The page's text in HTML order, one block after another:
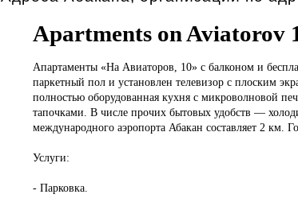
Apartments on Aviatorov
Апартаменты «На Авиаторов, 10» с балконом и
паркетный пол и установлен телевизор с плоским
полностью оборудованная кухня с микроволновой
тапочками. В числе прочих бытовых удобств —
международного аэропорта Абакан составляет 2 км.
Услуги:
- Парковка.